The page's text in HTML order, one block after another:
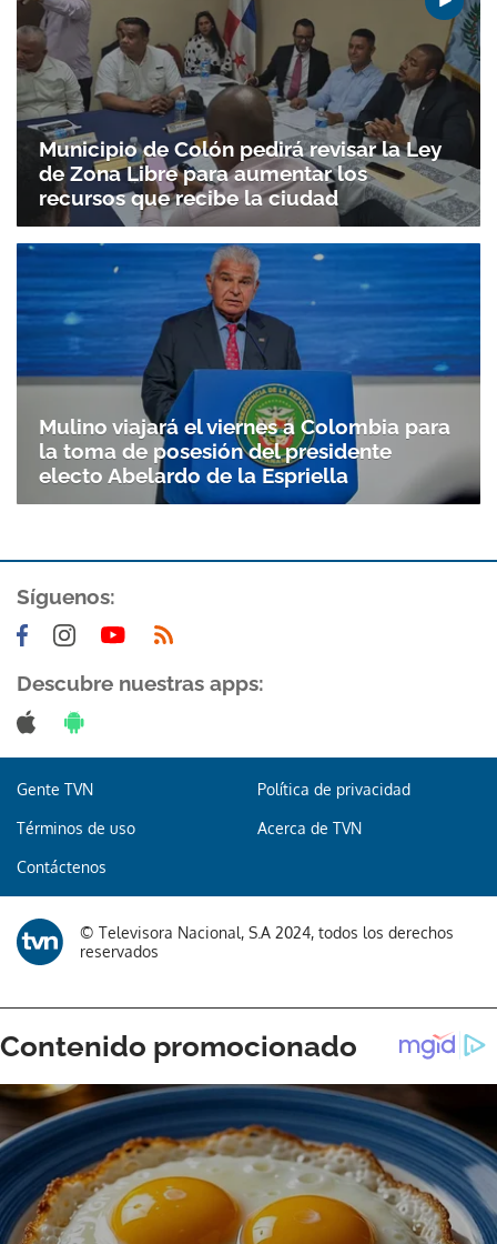
Municipio de Colón pedirá revisar la Ley
de Zona Libre para aumentar los
recursos que recibe la ciudad
Mulino viajará el viernes a Colombia para
la toma de posesión del presidente
electo Abelardo de la Espriella
Síguenos:
Descubre nuestras apps:
Gente TVN Política de privacidad
Términos de uso Acerca de TVN
Contáctenos
© Televisora Nacional, S.A 2024, todos los derechos
reservados